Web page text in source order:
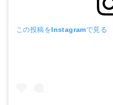
この投稿をInstagramで見る